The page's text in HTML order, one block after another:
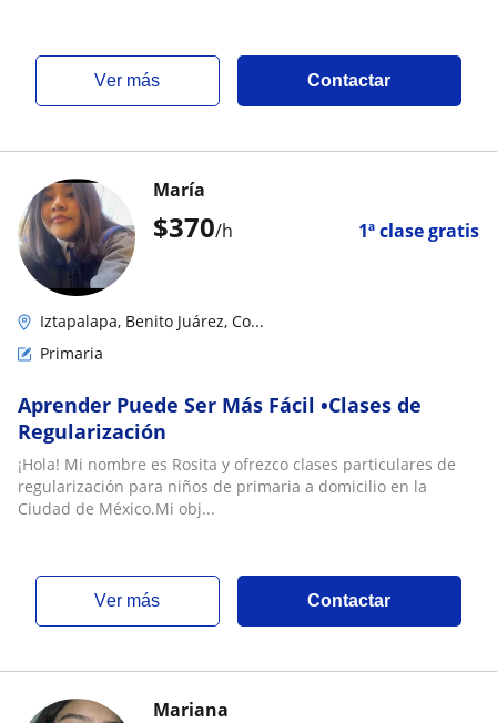
ver más Contactar
$370/h 1ª clase gratis
María
Iztapalapa, Benito Juárez, Co...
Primaria
Aprender Puede Ser Más Fácil •Clases de
Regularización
¡Hola! Mi nombre es Rosita y ofrezco clases particulares de
regularización para niños de primaria a domicilio en la
Ciudad de México.Mi obj...
ver más Contactar
Mariana